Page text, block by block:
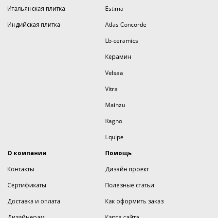
Итальянская плитка
Индийская плитка
Estima
Atlas Concorde
Lb-ceramics
Керамин
Velsaa
Vitra
Mainzu
Ragno
Equipe
О компании
Контакты
Сертификаты
Доставка и оплата
Помощь
Дизайн проект
Полезные статьи
Как оформить заказ